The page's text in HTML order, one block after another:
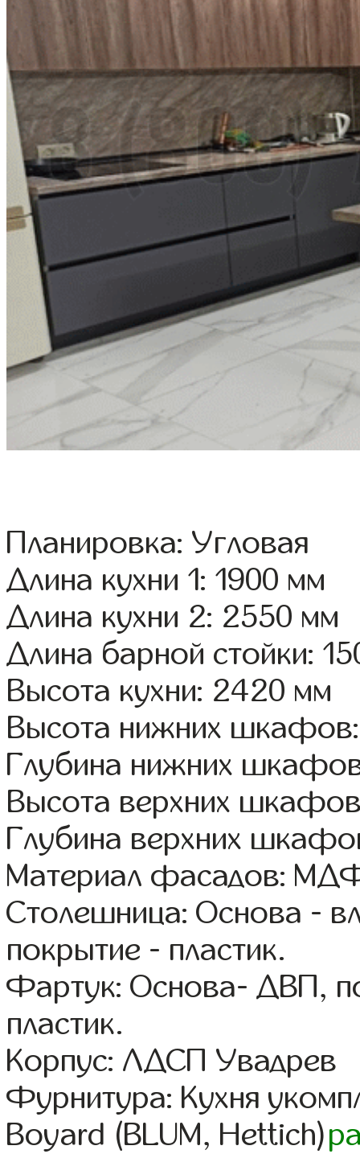
Планировка: Угловая
Длина кухни 1: 1900 мм
Длина кухни 2: 2550 мм
Длина барной стойки:
Высота кухни: 2420 мм
Высота нижних
Глубина нижних
Высота верхних
Глубина верхних
Материал фасадов:
Столешница: Основа -
покрытие - пластик.
Фартук: Основа- ДВП,
пластик.
Корпус: ЛДСП Увадрев
Фурнитура: Кухня
Boyard (BLUM, Hettich)